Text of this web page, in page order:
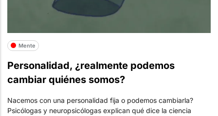
Mente
Personalidad, ¿realmente podemos
cambiar quiénes somos?
Nacemos con una personalidad fija o podemos cambiarla?
Psicólogas y neuropsicólogas explican qué dice la ciencia